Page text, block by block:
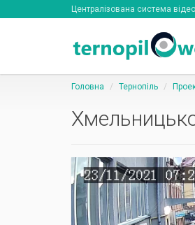
Централізована система
Головна Тернопіль